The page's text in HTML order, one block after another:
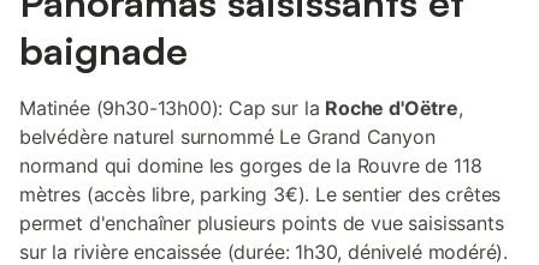
baignade
Matinée (9h30-13h00): Cap sur la Roche d'Oëtre,
belvédère naturel surnommé Le Grand Canyon
normand qui domine les gorges de la Rouvre de 118
mètres (accès libre, parking 3€). Le sentier des crêtes
permet d'enchaîner plusieurs points de vue saisissants
sur la rivière encaissée (durée: 1h30, dénivelé modéré).